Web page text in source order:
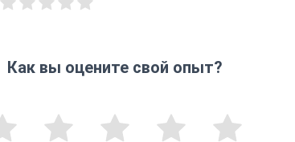
Как вы оцените свой опыт?